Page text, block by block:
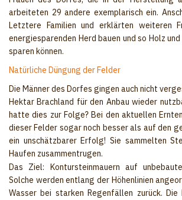
arbeiteten 29 andere exemplarisch ein.
Letztere Familien und erklärten weiteren
energiesparenden Herd bauen und so Holz
sparen können.
Natürliche Düngung der Felder
Die Männer des Dorfes gingen auch nicht
Hektar Brachland für den Anbau wieder
hatte dies zur Folge? Bei den aktuellen
dieser Felder sogar noch besser als auf den
ein unschätzbarer Erfolg! Sie sammelten
Haufen zusammentrugen.
Das Ziel: Kontursteinmauern auf
Solche werden entlang der Höhen­linien
Wasser bei starken Regenfällen zurück. Die